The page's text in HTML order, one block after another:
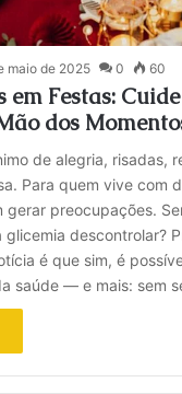
maio de 2025 0 60
em Festas:
dos
de alegria, risadas,
Para quem vive com
gerar preocupações.
glicemia descontrolar?
é que sim, é
saúde — e mais: sem